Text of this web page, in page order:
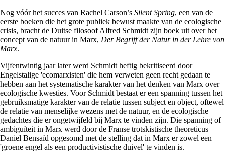
Nog vóór het succes van Rachel Carson’s Silent Spring, een van de
eerste boeken die het grote publiek bewust maakte van de ecologische
crisis, bracht de Duitse filosoof Alfred Schmidt zijn boek uit over het
concept van de natuur in Marx, Der Begriff der Natur in der Lehre von
Marx.
Vijfentwintig jaar later werd Schmidt heftig bekritiseerd door
Engelstalige 'ecomarxisten' die hem verweten geen recht gedaan te
hebben aan het systematische karakter van het denken van Marx over
ecologische kwesties. Voor Schmidt bestaat er een spanning tussen het
gebruiksmatige karakter van de relatie tussen subject en object, oftewel
de relatie van menselijke wezens met de natuur, en de ecologische
gedachtes die er ongetwijfeld bij Marx te vinden zijn. Die spanning of
ambiguïteit in Marx werd door de Franse trotskistische theoreticus
Daniel Bensaïd opgesomd met de stelling dat in Marx er zowel een
'groene engel als een productivistische duivel' te vinden is.